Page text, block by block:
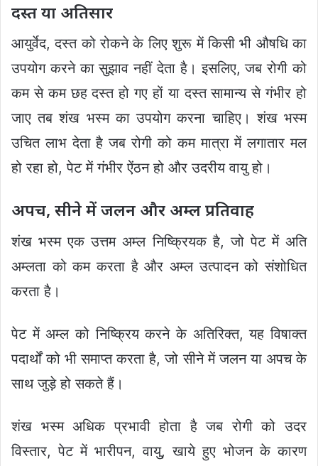
दस्त या अतिसार
आयुर्वेद, दस्त को रोकने के लिए शुरू में किसी भी औषधि का
उपयोग करने का सुझाव नहीं देता है। इसलिए, जब रोगी को
कम से कम छह दस्त हो गए हों या दस्त सामान्य से गंभीर हो
जाए तब शंख भस्म का उपयोग करना चाहिए। शंख भस्म
उचित लाभ देता है जब रोगी को कम मात्रा में लगातार मल
हो रहा हो, पेट में गंभीर ऐंठन हो और उदरीय वायु हो।
अपच, सीने में जलन और अम्ल प्रतिवाह
शंख भस्म एक उत्तम अम्ल निष्क्रियक है, जो पेट में अति
अम्लता को कम करता है और अम्ल उत्पादन को संशोधित
करता है।
पेट में अम्ल को निष्क्रिय करने के अतिरिक्त, यह विषाक्त
पदार्थों को भी समाप्त करता है, जो सीने में जलन या अपच के
साथ जुड़े हो सकते हैं।
शंख भस्म अधिक प्रभावी होता है जब रोगी को उदर
विस्तार, पेट में भारीपन, वायु, खाये हुए भोजन के कारण